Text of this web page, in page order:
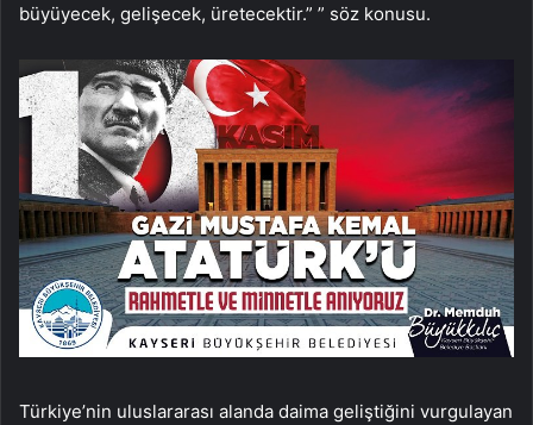
büyüyecek, gelişecek, üretecektir.” ” söz konusu.
Türkiye’nin uluslararası alanda daima geliştiğini vurgulayan